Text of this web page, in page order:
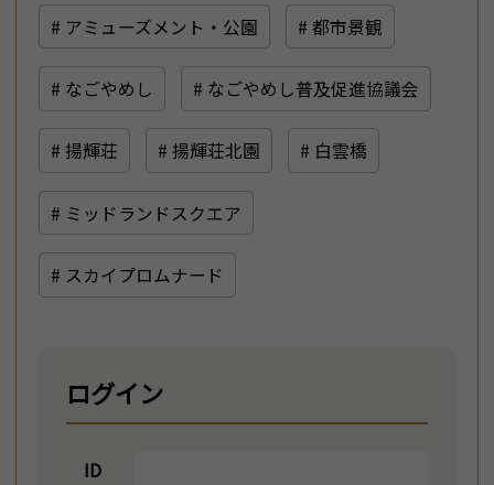
# アミューズメント・公園 # 都市景観
# なごやめし # なごやめし普及促進協議会
# 揚輝荘 # 揚輝荘北園 # 白雲橋
# ミッドランドスクエア
# スカイプロムナード
ログイン
ID